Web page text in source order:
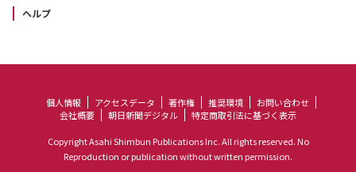
ヘルプ
個人情報 アクセスデータ 著作権 推奨環境
お問い合わせ
会社概要
朝日新聞デジタル 特定商取引法に基づく表示
Copyright Asahi Shimbun Publications Inc. All rights reserved. No
Reproduction or publication without written permission.